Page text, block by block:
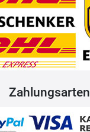
Zahlungsarten